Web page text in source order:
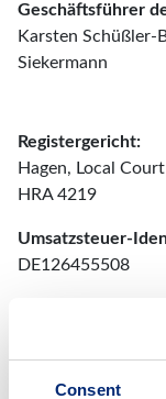
Consent
Geschäftsführer
Karsten Schüßler-
Siekermann
Registergericht:
Hagen, Local Court
HRA 4219
Umsatzsteuer-
DE126455508